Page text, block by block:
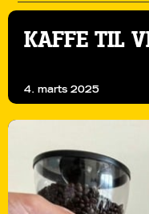
KAFFE TIL
4. marts 2025